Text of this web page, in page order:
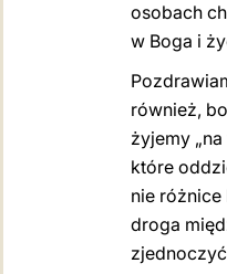
osobach
w Boga i
również,
żyjemy
które
nie różnice
droga